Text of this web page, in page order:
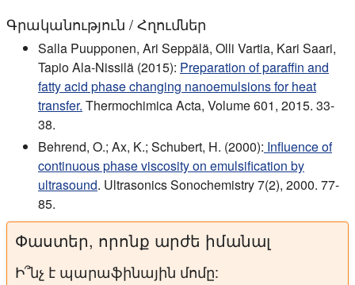
Գրականություն / Հղումներ
Salla Puupponen, Ari Seppälä, Olli Vartia, Kari Saari,
Tapio Ala-Nissilä (2015): Preparation of paraffin and
fatty acid phase changing nanoemulsions for heat
transfer. Thermochimica Acta, Volume 601, 2015. 33-
38.
Behrend, O.; Ax, K.; Schubert, H. (2000): Influence of
continuous phase viscosity on emulsification by
ultrasound. Ultrasonics Sonochemistry 7(2), 2000. 77-
85.
Փաստեր, որոնք արժե իմանալ
Ի՞նչ է պարաֆինային մոմը: